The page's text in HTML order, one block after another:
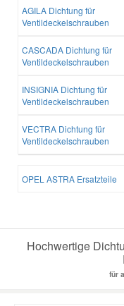
AGILA Dichtung für
Ventildeckelschrauben
CASCADA Dichtung für
Ventildeckelschrauben
INSIGNIA Dichtung für
Ventildeckelschrauben
VECTRA Dichtung für
Ventildeckelschrauben
OPEL ASTRA Ersatzteile
Hochwertige
für